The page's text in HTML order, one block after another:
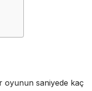
oyunun saniyede kaç